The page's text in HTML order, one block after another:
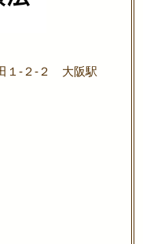
１-２-２ 大阪駅